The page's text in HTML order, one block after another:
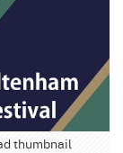
thumbnail